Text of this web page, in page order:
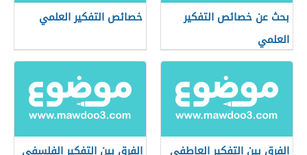
بحث عن خصائص التفكير
العلمي
خصائص التفكير العلمي
الفرق بين التفكير العاطفي
الفرق بين التفكير الفلسفي